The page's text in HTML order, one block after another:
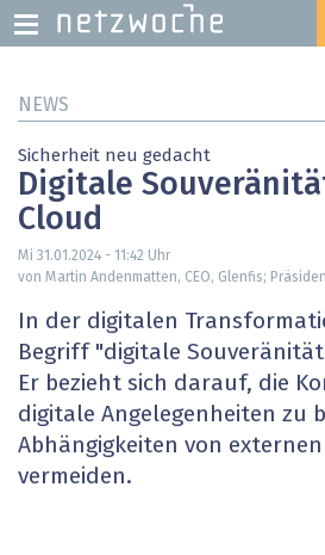
zumNEWS
Sicherheit neu gedacht
Digitale
Cloud
Mi 31.01.2024 - 11:42 Uhr
von Martin Andenmatten, CEO, Glenfis;
In der digitalen
Begriff "digitale
Er bezieht sich darauf, die
digitale Angelegenheiten zu
Abhängig­keiten von
vermeiden.